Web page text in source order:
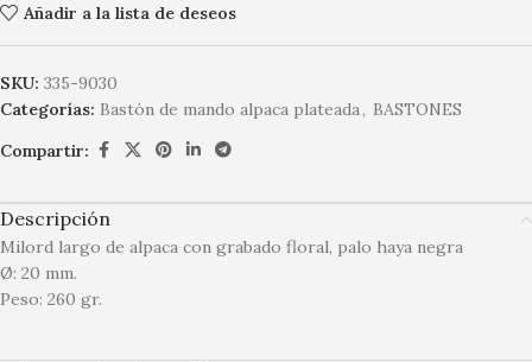
Añadir a la lista de deseos
SKU: 335-9030
Categorías: Bastón de mando alpaca plateada, BASTONES
Compartir:
Descripción
Milord largo de alpaca con grabado floral, palo haya negra
Ø: 20 mm.
Peso: 260 gr.